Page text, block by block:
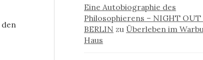
Eine Autobiographie des
Philosophierens – NIGHT OUT
BERLIN zu Überleben im
Haus